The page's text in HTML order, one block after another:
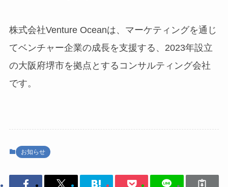
株式会社Venture Oceanは、マーケティングを通じ
てベンチャー企業の成長を支援する、2023年設立
の大阪府堺市を拠点とするコンサルティング会社
です。
お知らせ